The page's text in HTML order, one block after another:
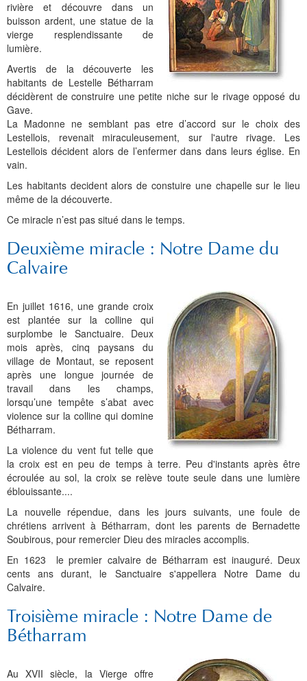
Aires de pique-nique
Manifestations
Liens touristiques
Montagne
Villes
Culture et découverte
Sports d'hivers et thermes
Vers le progrès
Le XXe siécle
Translation du cimetière
Recensement de 1385
Le cimetière
Le monument aux morts
Le moulin
Les chemins
Les savoir-faire
PV du Conseil Municipal
Le service scolaire
Services aux personnes
Compétences
Réalisations
PLU 2025 modification simplifiée N° 1
PLU 2020
PLU 2011 - Règlement
Restauration du calvaire
Équipements
Aménagements
Projets
Réalisations
Budget et finances
Budgets primitifs
Comptes administratifs
Fiscalité
Bulletins municipaux
État civil
Naissances
Mariages / Pacs
Décès
Mentions légales et politique de confidentialité
Collège et lycées
Collèges aux alentours
Lycées aux alentours
Associations
Services publics
Services aux jeunes
Administrations
Santé / Social
Maisons de retraite
Transports
Déchets
Culte
Les pèlerinages
Récit de voyage en 1645
La Chapelle Saint Michel
Le calvaire
Le vieux pont
Le Musée
L'ensemble scolaire
La maison de retraite
Les accueils
Votre séjour
rivière et découvre dans un
buisson ardent, une statue de la
vierge resplendissante de
lumière.
Avertis de la découverte les
habitants de Lestelle Bétharram
décidèrent de construire une petite niche sur le rivage opposé du
Gave.
La Madonne ne semblant pas etre d’accord sur le choix des
Lestellois, revenait miraculeusement, sur l'autre rivage. Les
Lestellois décident alors de l’enfermer dans dans leurs église. En
vain.
Les habitants decident alors de constuire une chapelle sur le lieu
même de la découverte.
Ce miracle n’est pas situé dans le temps.
Deuxième miracle : Notre Dame du
Calvaire
En juillet 1616, une grande croix
est plantée sur la colline qui
surplombe le Sanctuaire. Deux
mois après, cinq paysans du
village de Montaut, se reposent
après une longue journée de
travail dans les champs,
lorsqu’une tempête s’abat avec
violence sur la colline qui domine
Bétharram.
La violence du vent fut telle que
la croix est en peu de temps à terre. Peu d'instants après être
écroulée au sol, la croix se relève toute seule dans une lumière
éblouissante....
La nouvelle répendue, dans les jours suivants, une foule de
chrétiens arrivent à Bétharram, dont les parents de Bernadette
Soubirous, pour remercier Dieu des miracles accomplis.
En 1623 le premier calvaire de Bétharram est inauguré. Deux
cents ans durant, le Sanctuaire s'appellera Notre Dame du
Calvaire.
Troisième miracle : Notre Dame de
Bétharram
Au XVII siècle, la Vierge offre